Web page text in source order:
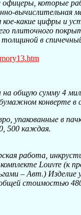
которые
какие цифры и
плиточного
в
m
на общую сумму 4
бумажном конверте в
упакованные в
500 каждая.
работа,
Louvre (к
– Авт.) Изделие
стоимостью